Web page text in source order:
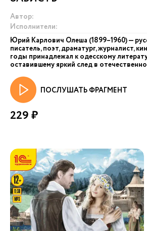
Автор:
Исполнители:
Юрий Карлович Олеша (1899–1960) —
писатель, поэт, драматург, журналист,
годы принадлежал к одесскому
оставившему яркий след в
ПОСЛУШАТЬ ФРАГМЕНТ
229 ₽